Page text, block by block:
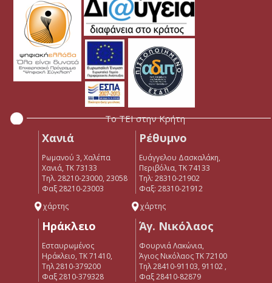
Το ΤΕΙ στην Κρήτη
Χανιά
Ρωμανού 3, Χαλέπα
Χανιά, ΤΚ 73133
Τηλ. 28210-23000, 23058
Φαξ 28210-23003
χάρτης
Ρέθυμνο
Ευάγγελου Δασκαλάκη,
Περιβόλια, ΤΚ 74133
Tηλ: 28310-21902
Φαξ: 28310-21912
χάρτης
Ηράκλειο
Εσταυρωμένος
Ηράκλειο, ΤΚ 71410,
Τηλ 2810-379200
Φαξ 2810-379328
Άγ. Νικόλαος
Φουρνιά Λακώνια,
Άγιος Νικόλαος ΤΚ 72100
Τηλ 28410-91103, 91102 ,
Φαξ 28410-82879